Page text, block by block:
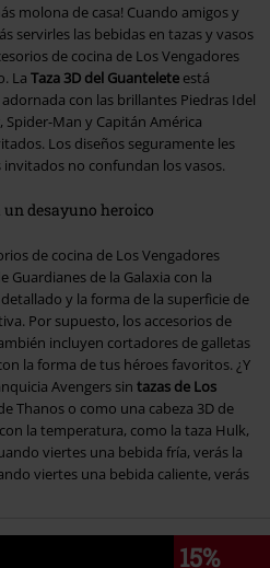
molona de casa! Cuando amigos y
servirles las bebidas en tazas y vasos
de cocina de Los Vengadores
La Taza 3D del Guantelete está
con las brillantes Piedras Idel
Man y Capitán América
Los diseños seguramente les
no confundan los vasos.
un desayuno heroico
de cocina de Los Vengadores
Guardianes de la Galaxia con la
y la forma de la superficie de
Por supuesto, los accesorios de
incluyen cortadores de galletas
la forma de tus héroes favoritos. ¿Y
Avengers sin tazas de Los
Thanos o como una cabeza 3D de
la temperatura, como la taza Hulk,
viertes una bebida fría, verás la
viertes una bebida caliente, verás
15%